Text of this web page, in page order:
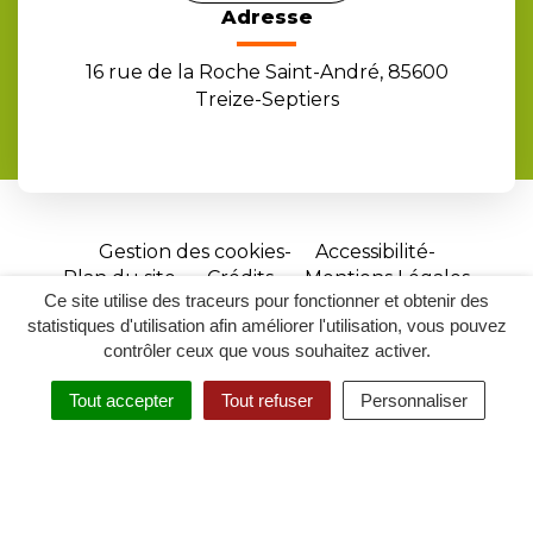
Ce site utilise des traceurs pour fonctionner et obtenir des
statistiques d'utilisation afin améliorer l'utilisation, vous pouvez
contrôler ceux que vous souhaitez activer.
Tout accepter Tout refuser Personnaliser
RECHERCHER
ACCESSIBILITÉ
Adresse
16 rue de la Roche Saint-André, 85600
Treize-Septiers
Gestion des cookies
Accessibilité
Plan du site
Crédits
Mentions Légales
Site
réalisé
par
Inovagora